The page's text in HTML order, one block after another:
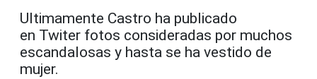
Ultimamente Castro ha publicado
en Twiter fotos consideradas por muchos
escandalosas y hasta se ha vestido de
mujer.